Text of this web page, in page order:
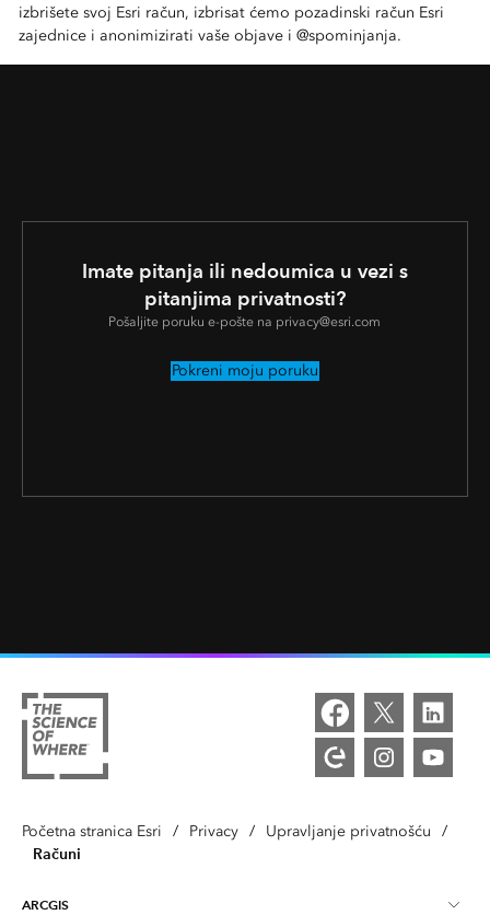
izbrišete svoj Esri račun, izbrisat ćemo pozadinski račun Esri
zajednice i anonimizirati vaše objave i @spominjanja.
Imate pitanja ili nedoumica u vezi s
pitanjima privatnosti?
Pošaljite poruku e-pošte na privacy@esri.com
Pokreni moju poruku
Početna stranica Esri / Privacy / Upravljanje privatnošću /
Računi
ARCGIS